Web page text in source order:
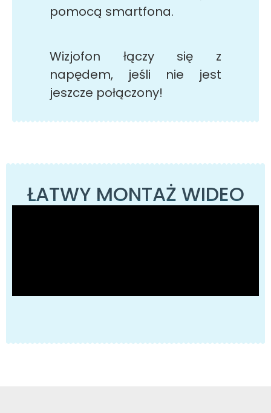
pomocą smartfona.
Wizjofon łączy się z
napędem, jeśli nie jest
jeszcze połączony!
ŁATWY MONTAŻ WIDEO